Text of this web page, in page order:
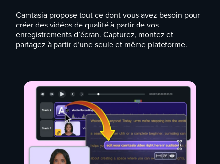
Camtasia propose tout ce dont vous avez besoin pour
créer des vidéos de qualité à partir de vos
enregistrements d’écran. Capturez, montez et
partagez à partir d’une seule et même plateforme.